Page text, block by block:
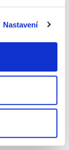
Nastavení